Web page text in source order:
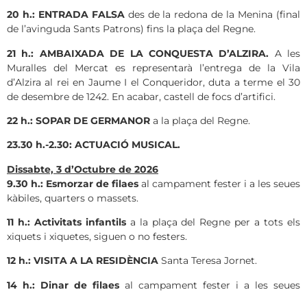
20 h.: ENTRADA FALSA des de la redona de la Menina (final
de l’avinguda Sants Patrons) fins la plaça del Regne.
21 h.: AMBAIXADA DE LA CONQUESTA D’ALZIRA. A les
Muralles del Mercat es representarà l’entrega de la Vila
d’Alzira al rei en Jaume I el Conqueridor, duta a terme el 30
de desembre de 1242. En acabar, castell de focs d’artifici.
22 h.: SOPAR DE GERMANOR a la plaça del Regne.
23.30 h.-2.30: ACTUACIÓ MUSICAL.
Dissabte, 3 d’Octubre de 2026
9.30 h.: Esmorzar de filaes al campament fester i a les seues
kàbiles, quarters o massets.
11 h.: Activitats infantils a la plaça del Regne per a tots els
xiquets i xiquetes, siguen o no festers.
12 h.: VISITA A LA RESIDÈNCIA Santa Teresa Jornet.
14 h.: Dinar de filaes al campament fester i a les seues